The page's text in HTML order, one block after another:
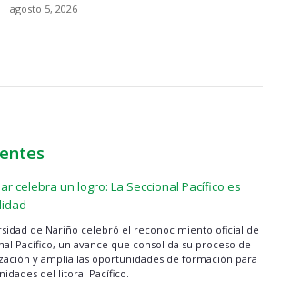
agosto 5, 2026
celebra un logro: La Seccional Pacífico es
de Nariño celebró el reconocimiento oficial de
Pacífico, un avance que consolida su proceso de
y amplía las oportunidades de formación para
del litoral Pacífico.